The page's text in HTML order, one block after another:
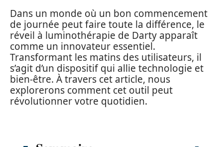
Dans un monde où un bon commencement
de journée peut faire toute la différence, le
réveil à luminothérapie de Darty apparaît
comme un innovateur essentiel.
Transformant les matins des utilisateurs, il
s’agit d’un dispositif qui allie technologie et
bien-être. À travers cet article, nous
explorerons comment cet outil peut
révolutionner votre quotidien.